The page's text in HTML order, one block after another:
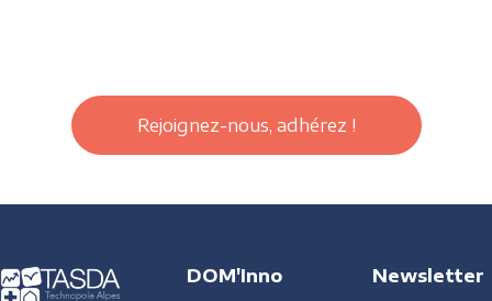
Rejoignez-nous, adhérez !
DOM'Inno Newsletter